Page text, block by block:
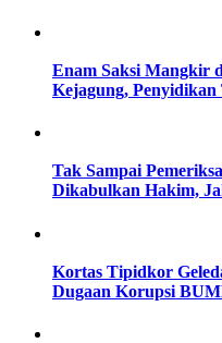
Enam Saksi Mangkir
Kejagung,
Tak Sampai
Dikabulkan Hakim,
Kortas Tipidkor
Dugaan Korupsi